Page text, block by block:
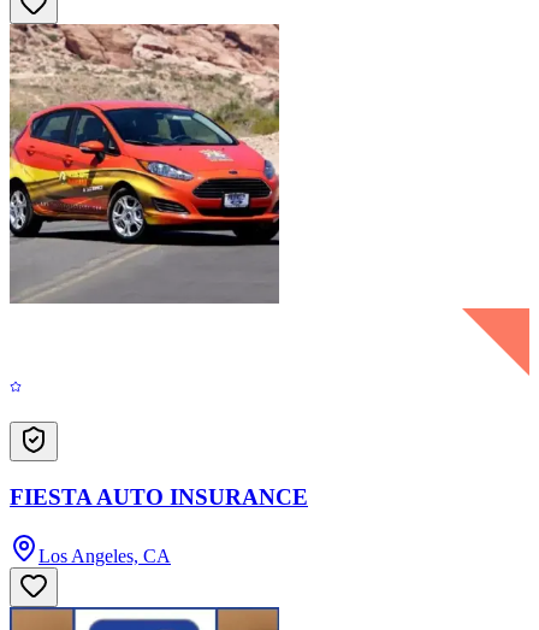
FIESTA AUTO INSURANCE
Los Angeles, CA